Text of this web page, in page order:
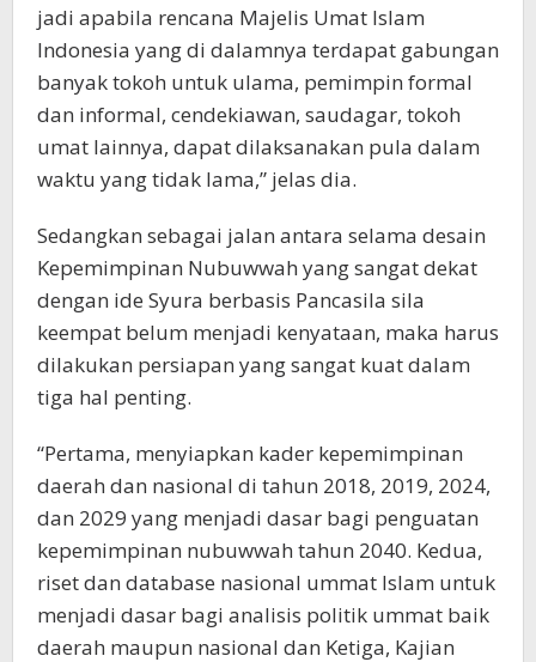
jadi apabila rencana Majelis Umat Islam
Indonesia yang di dalamnya terdapat gabungan
banyak tokoh untuk ulama, pemimpin formal
dan informal, cendekiawan, saudagar, tokoh
umat lainnya, dapat dilaksanakan pula dalam
waktu yang tidak lama,” jelas dia.
Sedangkan sebagai jalan antara selama desain
Kepemimpinan Nubuwwah yang sangat dekat
dengan ide Syura berbasis Pancasila sila
keempat belum menjadi kenyataan, maka harus
dilakukan persiapan yang sangat kuat dalam
tiga hal penting.
“Pertama, menyiapkan kader kepemimpinan
daerah dan nasional di tahun 2018, 2019, 2024,
dan 2029 yang menjadi dasar bagi penguatan
kepemimpinan nubuwwah tahun 2040. Kedua,
riset dan database nasional ummat Islam untuk
menjadi dasar bagi analisis politik ummat baik
daerah maupun nasional dan Ketiga, Kajian